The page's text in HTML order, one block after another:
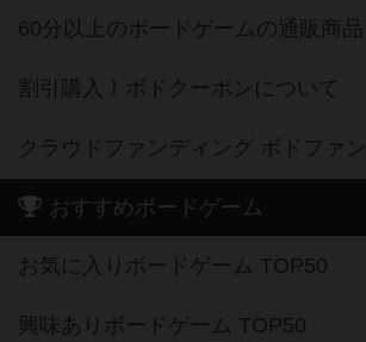
60分以上のボードゲームの通販商品
割引購入！ボドクーポンについて
クラウドファンディング ボドファン
おすすめボードゲーム
お気に入りボードゲーム TOP50
興味ありボードゲーム TOP50